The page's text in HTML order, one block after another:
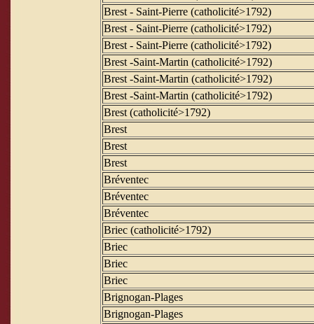
Brest - Saint-Pierre (catholicité>1792)
Brest - Saint-Pierre (catholicité>1792)
Brest - Saint-Pierre (catholicité>1792)
Brest -Saint-Martin (catholicité>1792)
Brest -Saint-Martin (catholicité>1792)
Brest -Saint-Martin (catholicité>1792)
Brest (catholicité>1792)
Brest
Brest
Brest
Bréventec
Bréventec
Bréventec
Briec (catholicité>1792)
Briec
Briec
Briec
Brignogan-Plages
Brignogan-Plages